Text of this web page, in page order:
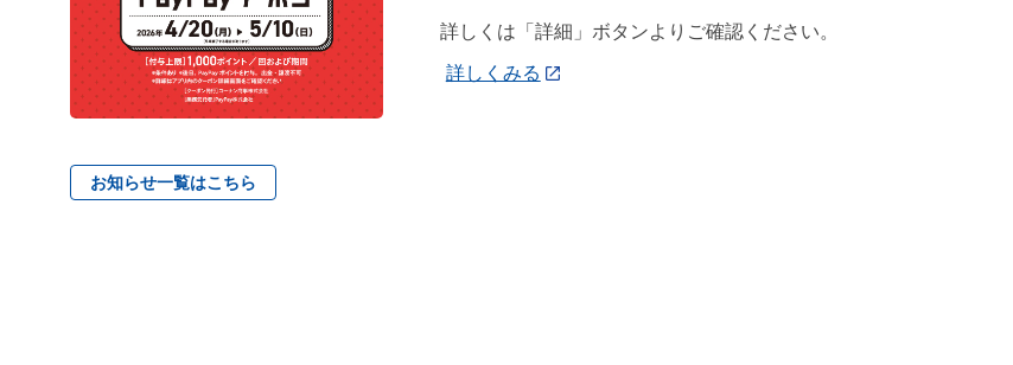
詳しくは「詳細」ボタンよりご確認ください。
詳しくみる
お知らせ一覧はこちら